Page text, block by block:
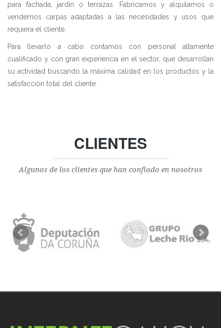
para fachada, jardín o terrazas. Fabricamos y alquilamos o
vendemos carpas adaptadas a las necesidades y usos que
requiera el cliente.
Para llevarlo a cabo contamos con personal altamente
cualificado y con gran experiencia en el sector, que desarrollan
su actividad buscando la máxima calidad en los productos y la
satisfacción total del cliente.
CLIENTES
Algunos de los clientes que han confiado en nosotros